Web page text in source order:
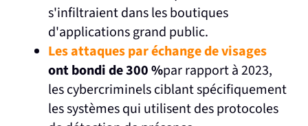
s'infiltraient dans les boutiques
d'applications grand public.
Les attaques par échange de visages
ont bondi de 300 %par rapport à 2023,
les cybercriminels ciblant spécifiquement
les systèmes qui utilisent des protocoles